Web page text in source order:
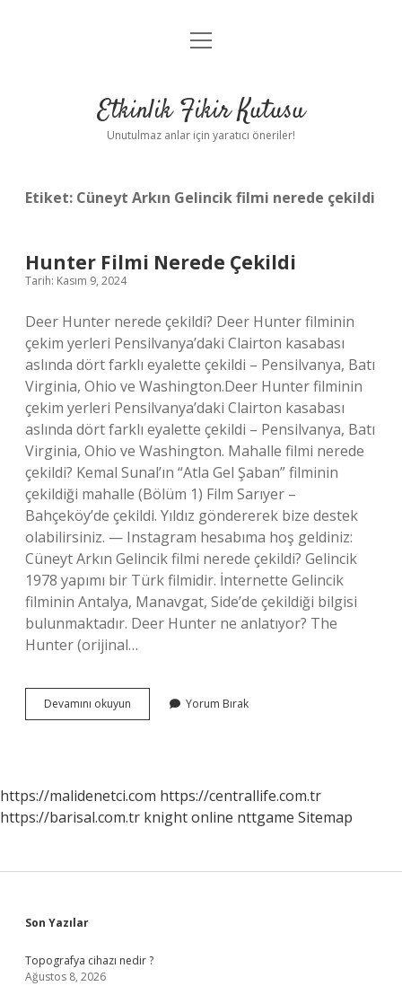
Anasayfa
Yasal Uyarı
menüyü
Etkinlik Fikir Kutusu
Unutulmaz anlar için yaratıcı öneriler!
Etiket: Cüneyt Arkın Gelincik filmi nerede çekildi
Hunter Filmi Nerede Çekildi
Tarih: Kasım 9, 2024
Deer Hunter nerede çekildi? Deer Hunter filminin
çekim yerleri Pensilvanya’daki Clairton kasabası
aslında dört farklı eyalette çekildi – Pensilvanya, Batı
Virginia, Ohio ve Washington.Deer Hunter filminin
çekim yerleri Pensilvanya’daki Clairton kasabası
aslında dört farklı eyalette çekildi – Pensilvanya, Batı
Virginia, Ohio ve Washington. Mahalle filmi nerede
çekildi? Kemal Sunal’ın “Atla Gel Şaban” filminin
çekildiği mahalle (Bölüm 1) Film Sarıyer –
Bahçeköy’de çekildi. Yıldız göndererek bize destek
olabilirsiniz. — Instagram hesabıma hoş geldiniz:
Cüneyt Arkın Gelincik filmi nerede çekildi? Gelincik
1978 yapımı bir Türk filmidir. İnternette Gelincik
filminin Antalya, Manavgat, Side’de çekildiği bilgisi
bulunmaktadır. Deer Hunter ne anlatıyor? The
Hunter (orijinal…
Devamını okuyun
Filmi
Yorum Bırak
https://malidenetci.com https://centrallife.com.tr
https://barisal.com.tr knight online nttgame Sitemap
Sidebar
Son Yazılar
Topografya cihazı nedir ?
Ağustos 8, 2026